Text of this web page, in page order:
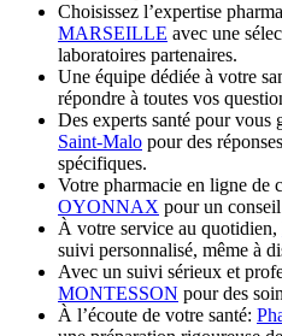
Choisissez l’expertise
MARSEILLE avec une
laboratoires partenaires.
Une équipe dédiée à votre
répondre à toutes vos
Des experts santé pour vous
Saint-Malo pour des
spécifiques.
Votre pharmacie en ligne de
OYONNAX pour un
À votre service au quotidien,
suivi personnalisé, même à
Avec un suivi sérieux et
MONTESSON pour des
À l’écoute de votre santé: